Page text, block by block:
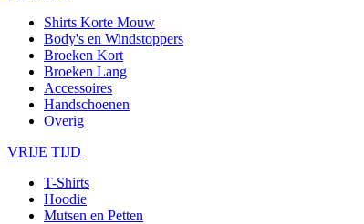
Shirts Korte Mouw
Body's en Windstoppers
Broeken Kort
Broeken Lang
Accessoires
Handschoenen
Overig
VRIJE TIJD
T-Shirts
Hoodie
Mutsen en Petten